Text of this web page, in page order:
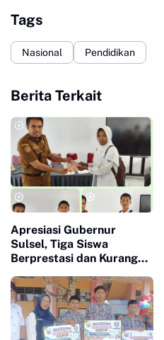
Tags
Nasional Pendidikan
Berita Terkait
Apresiasi Gubernur
Sulsel, Tiga Siswa
Berprestasi dan Kurang
Terima Beasiswa
Pendidikan